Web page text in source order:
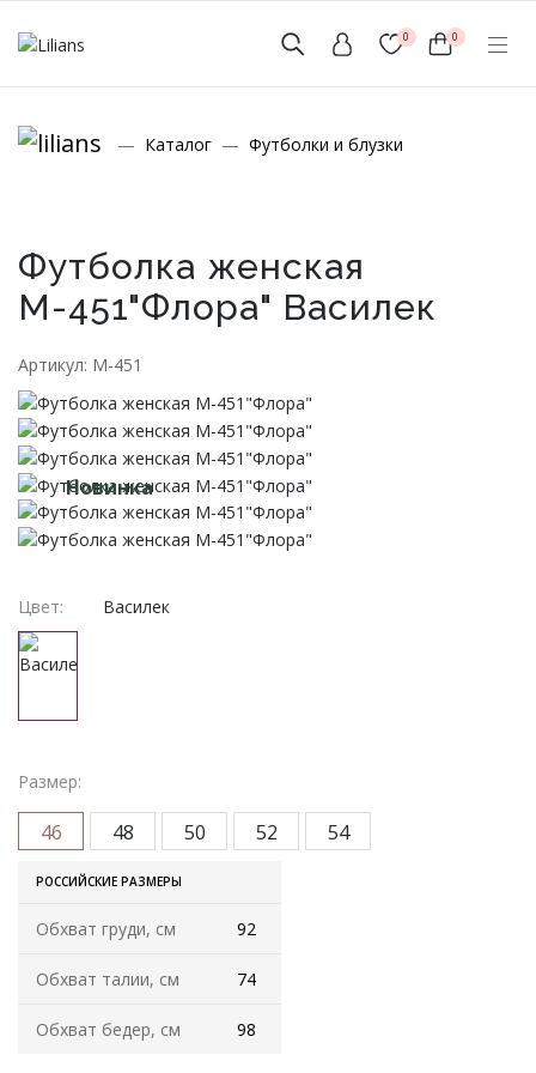
0 0
+7 (999) 156-56-43
Новинки
Мужской Ассортимент
Детcкий трикотаж
Женская одежда
Халаты
Домашняя одежда
Женские спортивные костюмы
Жакеты женские
Комплекты женские повседневные
Каталог Футболки и блузки
Футболка женская
М-451"Флора" Василек
Артикул: М-451
Новинка
Цвет: Василек
Размер:
46
РОССИЙСКИЕ РАЗМЕРЫ
Обхват груди, см 92
Обхват талии, см 74
Обхват бедер, см 98
48 50 52 54